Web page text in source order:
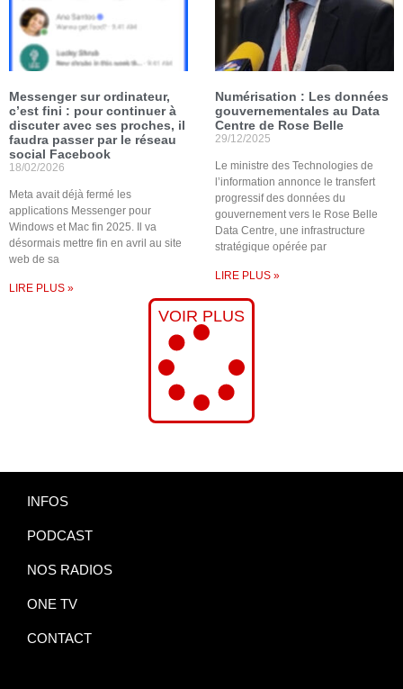
Messenger sur ordinateur,
c’est fini : pour continuer à
discuter avec ses proches, il
faudra passer par le réseau
social Facebook
18/02/2026
Meta avait déjà fermé les
applications Messenger pour
Windows et Mac fin 2025. Il va
désormais mettre fin en avril au site
web de sa
LIRE PLUS »
Numérisation : Les données
gouvernementales au Data
Centre de Rose Belle
29/12/2025
Le ministre des Technologies de
l’information annonce le transfert
progressif des données du
gouvernement vers le Rose Belle
Data Centre, une infrastructure
stratégique opérée par
LIRE PLUS »
VOIR PLUS
INFOS
PODCAST
NOS RADIOS
ONE TV
CONTACT